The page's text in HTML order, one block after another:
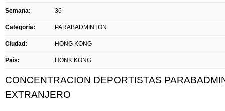
Semana: 36
Categoría: PARABADMINTON
Ciudad: HONG KONG
País: HONK KONG
CONCENTRACION DEPORTISTAS
EXTRANJERO